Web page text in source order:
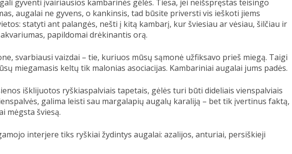
gyventi įvairiausios kambarinės gėlės. Tiesa, jei neišspręstas teisingo
augalai ne gyvens, o kankinsis, tad būsite priversti vis ieškoti jiems
statyti ant palangės, nešti į kitą kambarį, kur šviesiau ar vėsiau, šilčiau ir
papildomai drėkinantis orą.
svarbiausi vaizdai – tie, kuriuos mūsų sąmonė užfiksavo prieš miegą. Taigi
miegamasis keltų tik malonias asociacijas. Kambariniai augalai jums padės.
išklijuotos ryškiaspalviais tapetais, gėlės turi būti dideliais vienspalviais
galima leisti sau margalapių augalų karaliją – bet tik įvertinus faktą,
mėgsta šviesą.
interjere tiks ryškiai žydintys augalai: azalijos, anturiai, persiškieji